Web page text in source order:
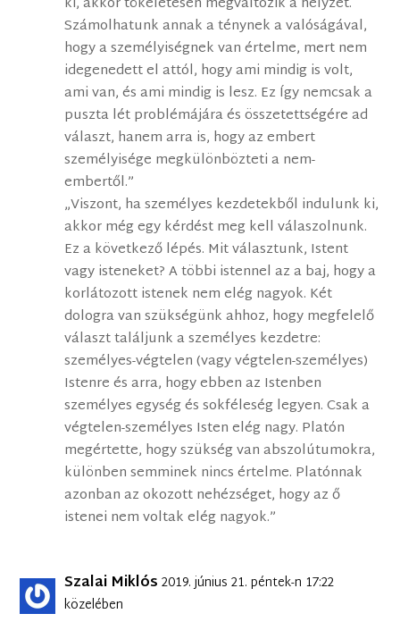
Számolhatunk annak a ténynek a valóságával,
hogy a személyiségnek van értelme, mert nem
idegenedett el attól, hogy ami mindig is volt,
ami van, és ami mindig is lesz. Ez Így nemcsak a
puszta lét problémájára és összetettségére ad
választ, hanem arra is, hogy az embert
személyisége megkülönbözteti a nem-
embertől.”
„Viszont, ha személyes kezdetekből indulunk ki,
akkor még egy kérdést meg kell válaszolnunk.
Ez a következő lépés. Mit választunk, Istent
vagy isteneket? A többi istennel az a baj, hogy a
korlátozott istenek nem elég nagyok. Két
dologra van szükségünk ahhoz, hogy megfelelő
választ találjunk a személyes kezdetre:
személyes-végtelen (vagy végtelen-személyes)
Istenre és arra, hogy ebben az Istenben
személyes egység és sokféleség legyen. Csak a
végtelen-személyes Isten elég nagy. Platón
megértette, hogy szükség van abszolútumokra,
különben semminek nincs értelme. Platónnak
azonban az okozott nehézséget, hogy az ő
istenei nem voltak elég nagyok.”
Szalai Miklós 2019. június 21. péntek-n 17:22
közelében